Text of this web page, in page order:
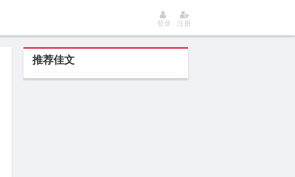
登录 注册
推荐佳文